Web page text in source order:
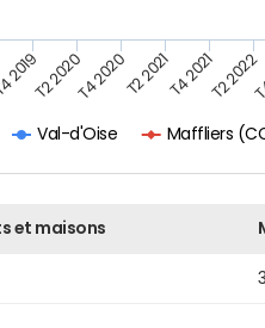
Val-d'Oise Maffliers
2019T2 2020T4 2020T2 2021T4 2021T2 2022
et maisons